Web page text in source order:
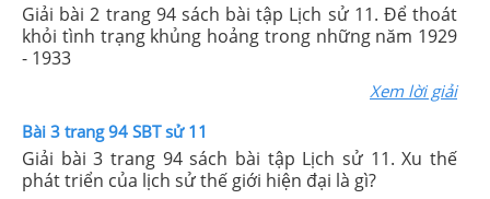
Giải bài 2 trang 94 sách bài tập Lịch sử 11. Để thoát
khỏi tình trạng khủng hoảng trong những năm 1929
- 1933
Xem lời giải
Bài 3 trang 94 SBT sử 11
Giải bài 3 trang 94 sách bài tập Lịch sử 11. Xu thế
phát triển của lịch sử thế giới hiện đại là gì?